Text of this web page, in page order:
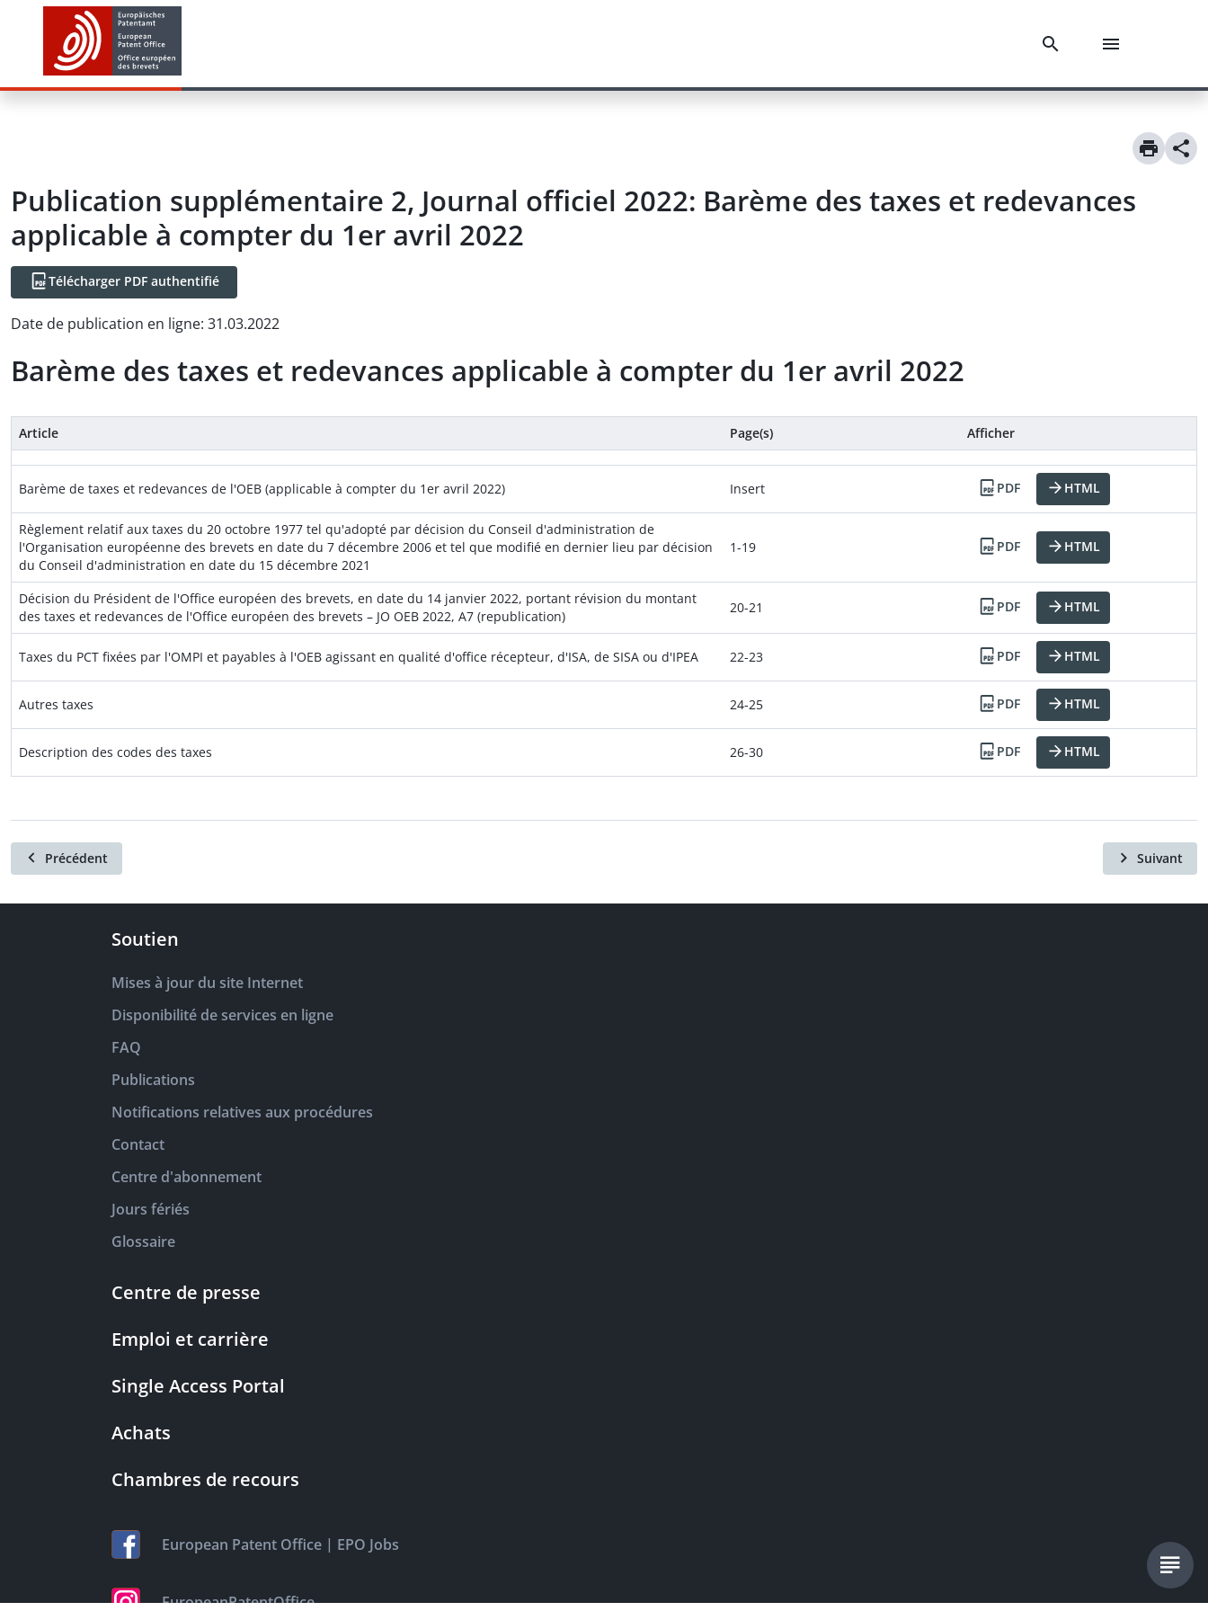
Publication supplémentaire 2, Journal officiel 2022: Barème des taxes et redevances
applicable à compter du 1er avril 2022
Télécharger PDF authentifié
Date de publication en ligne: 31.03.2022
Barème des taxes et redevances applicable à compter du 1er avril 2022
Article Page(s) Afficher
Barème de taxes et redevances de l'OEB (applicable à compter du 1er avril 2022) Insert PDF HTML
Règlement relatif aux taxes du 20 octobre 1977 tel qu'adopté par décision du Conseil d'administration de
l'Organisation européenne des brevets en date du 7 décembre 2006 et tel que modifié en dernier lieu par décision
du Conseil d'administration en date du 15 décembre 2021
1-19 PDF HTML
Décision du Président de l'Office européen des brevets, en date du 14 janvier 2022, portant révision du montant
des taxes et redevances de l'Office européen des brevets – JO OEB 2022, A7 (republication)
20-21 PDF HTML
Taxes du PCT fixées par l'OMPI et payables à l'OEB agissant en qualité d'office récepteur, d'ISA, de SISA ou d'IPEA 22-23 PDF HTML
Autres taxes 24-25 PDF HTML
Description des codes des taxes 26-30 PDF HTML
Précédent Suivant
Soutien
Mises à jour du site Internet
Disponibilité de services en ligne
FAQ
Publications
Notifications relatives aux procédures
Contact
Centre d'abonnement
Jours fériés
Glossaire
Centre de presse
Emploi et carrière
Single Access Portal
Achats
Chambres de recours
European Patent Office | EPO Jobs
EuropeanPatentOffice